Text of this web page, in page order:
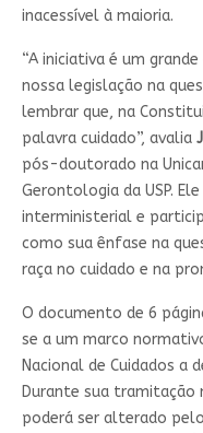
inacessível à maioria.
“A iniciativa é um
nossa legislação na
lembrar que, na
palavra cuidado”, avalia
pós-doutorado na
Gerontologia da USP.
interministerial e
como sua ênfase na
raça no cuidado e na
O documento de 6
se a um marco
Nacional de Cuidados a
Durante sua tramitação
poderá ser alterado